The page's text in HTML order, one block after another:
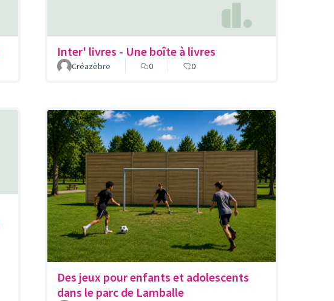
Inter' livres - Une boîte à livres
Créazèbre 0 0
Des jeux pour enfants et adolescents
dans le parc de Lamballe